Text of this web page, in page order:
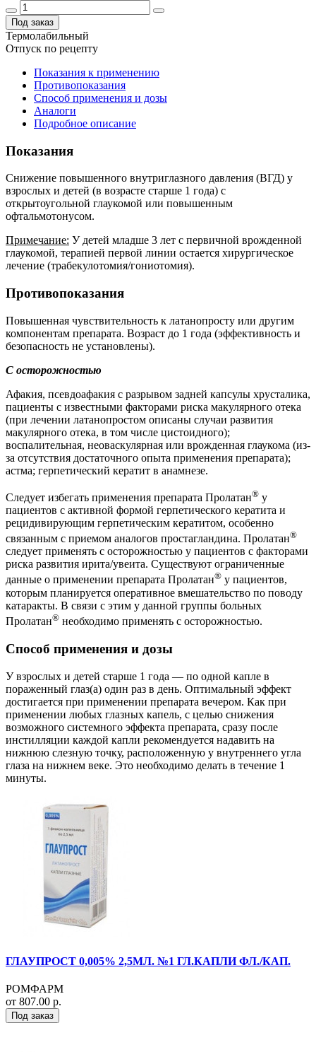
Под заказ
Термолабильный
Отпуск по рецепту
Показания к применению
Противопоказания
Способ применения и дозы
Аналоги
Подробное описание
Показания
Снижение повышенного внутриглазного давления (ВГД) у
взрослых и детей (в возрасте старше 1 года) с
открытоугольной глаукомой или повышенным
офтальмотонусом.
Примечание: У детей младше 3 лет с первичной врожденной
глаукомой, терапией первой линии остается хирургическое
лечение (трабекулотомия/гониотомия).
Противопоказания
Повышенная чувствительность к латанопросту или другим
компонентам препарата. Возраст до 1 года (эффективность и
безопасность не установлены).
С осторожностью
Афакия, псевдоафакия с разрывом задней капсулы хрусталика,
пациенты с известными факторами риска макулярного отека
(при лечении латанопростом описаны случаи развития
макулярного отека, в том числе цистоидного);
воспалительная, неоваскулярная или врожденная глаукома (из-
за отсутствия достаточного опыта применения препарата);
астма; герпетический кератит в анамнезе.
Следует избегать применения препарата Пролатан® у
пациентов с активной формой герпетического кератита и
рецидивирующим герпетическим кератитом, особенно
связанным с приемом аналогов простагландина. Пролатан®
следует применять с осторожностью у пациентов с факторами
риска развития ирита/увеита. Существуют ограниченные
данные о применении препарата Пролатан® у пациентов,
которым планируется оперативное вмешательство по поводу
катаракты. В связи с этим у данной группы больных
Пролатан® необходимо применять с осторожностью.
Способ применения и дозы
У взрослых и детей старше 1 года — по одной капле в
пораженный глаз(а) один раз в день. Оптимальный эффект
достигается при применении препарата вечером. Как при
применении любых глазных капель, с целью снижения
возможного системного эффекта препарата, сразу после
инстилляции каждой капли рекомендуется надавить на
нижнюю слезную точку, расположенную у внутреннего угла
глаза на нижнем веке. Это необходимо делать в течение 1
минуты.
ГЛАУПРОСТ 0,005% 2,5МЛ. №1 ГЛ.КАПЛИ ФЛ./КАП.
РОМФАРМ
от 807.00 р.
Под заказ